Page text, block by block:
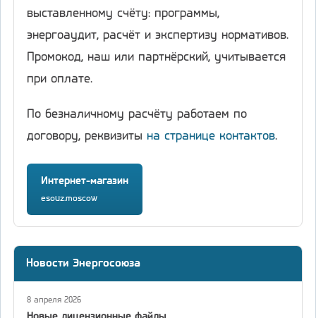
выставленному счёту: программы,
энергоаудит, расчёт и экспертизу нормативов.
Промокод, наш или партнёрский, учитывается
при оплате.
По безналичному расчёту работаем по
договору, реквизиты на странице контактов.
Интернет-магазин
esouz.moscow
Новости Энергосоюза
8 апреля 2026